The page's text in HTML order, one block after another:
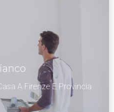
A Firenze E Provincia